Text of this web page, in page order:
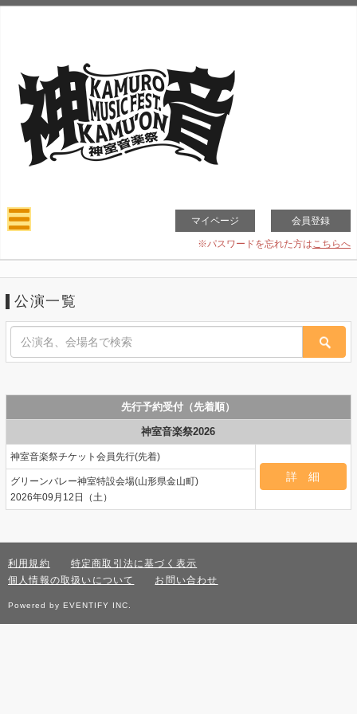
マイページ 会員登録
※パスワードを忘れた方はこちらへ
公演一覧
先行予約受付（先着順）
神室音楽祭2026
神室音楽祭チケット会員先行(先着)
グリーンバレー神室特設会場(山形県金山町)
2026年09月12日（土）
利用規約
特定商取引法に基づく表示
個人情報の取扱いについて
お問い合わせ
Powered by EVENTIFY INC.